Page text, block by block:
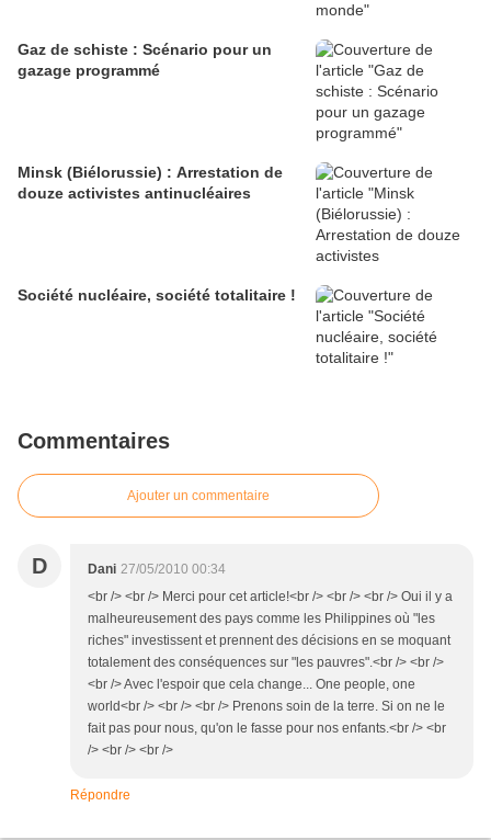
Gaz de schiste : Scénario pour un
gazage programmé
Minsk (Biélorussie) : Arrestation de
douze activistes antinucléaires
Société nucléaire, société totalitaire !
Commentaires
Ajouter un commentaire
D Dani 27/05/2010 00:34
<br /> <br /> Merci pour cet article!<br /> <br /> <br /> Oui il y a
malheureusement des pays comme les Philippines où "les
riches" investissent et prennent des décisions en se moquant
totalement des conséquences sur "les pauvres".<br /> <br />
<br /> Avec l'espoir que cela change... One people, one
world<br /> <br /> <br /> Prenons soin de la terre. Si on ne le
fait pas pour nous, qu'on le fasse pour nos enfants.<br /> <br
/> <br /> <br />
Répondre